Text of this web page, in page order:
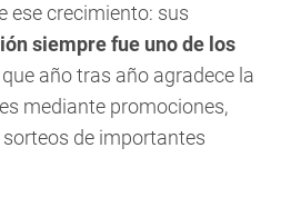
ese crecimiento: sus
siempre fue uno de los
que año tras año agradece la
mediante promociones,
de importantes